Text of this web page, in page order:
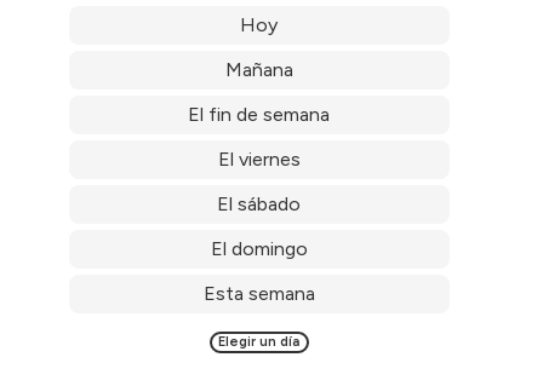
Hoy
Mañana
El fin de semana
El viernes
El sábado
El domingo
Esta semana
Elegir un día